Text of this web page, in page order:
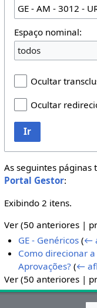
Espaço nominal:
todos
Ocultar
Ocultar
Ir
As seguintes páginas
Portal Gestor:
Exibindo 2 itens.
Ver (50 anteriores|
GE - Genéricos (←
Como direcionar
Aprovações? (←
Ver (50 anteriores|